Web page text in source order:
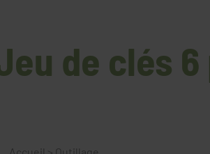
de clés 6
Accueil > Outillage